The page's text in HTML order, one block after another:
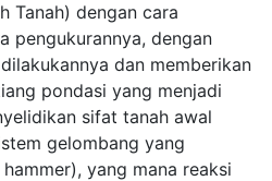
Tanah) dengan cara
pengukurannya, dengan
dan memberikan
pondasi yang menjadi
sifat tanah awal
gelombang yang
yang mana reaksi